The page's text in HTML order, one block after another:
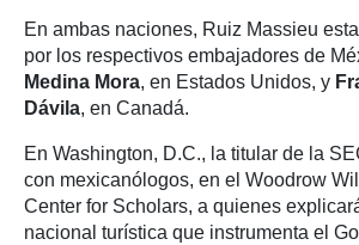
En ambas naciones, Ruiz Massieu
por los respectivos embajadores de
Medina Mora, en Estados Unidos, y
Dávila, en Canadá.
En Washington, D.C., la titular de la
con mexicanólogos, en el Woodrow
Center for Scholars, a quienes
nacional turística que instrumenta el